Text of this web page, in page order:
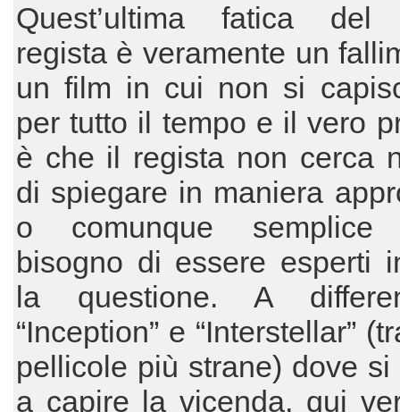
Quest’ultima fatica del
regista è veramente un
un film in cui non si
per tutto il tempo e il vero
è che il regista non cerca
di spiegare in maniera
o comunque semplice
bisogno di essere esperti
la questione. A
“Inception” e “Interstellar”
pellicole più strane) dove si
a capire la vicenda, qui